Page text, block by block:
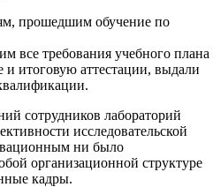
прошедшим обучение по
все требования учебного плана
итоговую аттестации, выдали
сотрудников лабораторий
исследовательской
ни было
организационной структуре
кадры.